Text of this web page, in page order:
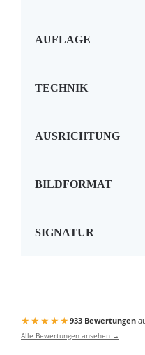
AUFLAGE
TECHNIK
AUSRICHTUNG
BILDFORMAT
SIGNATUR
★★★★★933 Bewertungen
Alle Bewertungen ansehen →